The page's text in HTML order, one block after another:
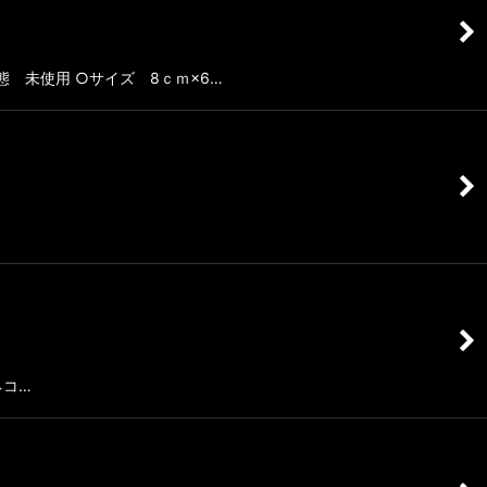
未使用 ○サイズ 8ｃｍ×6…
コ…